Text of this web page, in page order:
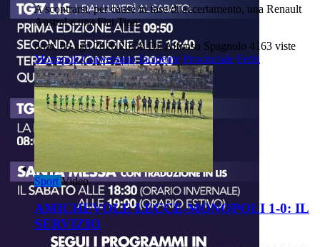
A scontrarsi, per cause in fase di accertamento, una Renault
Austral e una Fiat Tipo:
dom, 09 ago 2026 20:38 Di: Alfonso Spagnulo 4163 viste
Monopoli Conversano Incidente Provinciale Feriti
Sport Video
AMICHEVOLE LECCE-MONOPOLI 1-0: IL
SERVIZIO